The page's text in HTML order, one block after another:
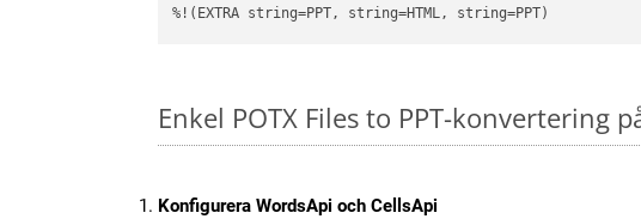
%!(EXTRA string=PPT, string=HTML, string=PPT)
Enkel POTX Files to PPT-konvertering
Konfigurera WordsApi och CellsApi